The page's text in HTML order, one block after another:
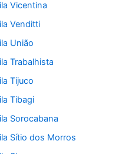
Vicentina
Venditti
União
Trabalhista
Tijuco
Tibagi
Sorocabana
Sítio dos Morros